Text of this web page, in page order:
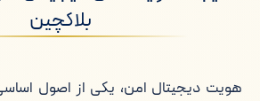
بلاکچین
هویت دیجیتال امن، یکی از اصول